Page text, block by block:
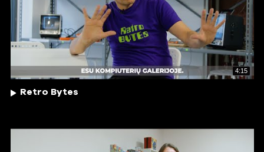
4:15
Retro Bytes